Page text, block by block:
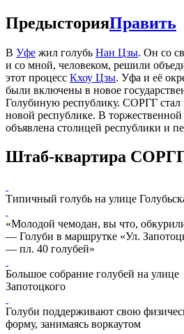
ПредысторияПравить
В Уфе жил голубь Нан Цзы. Он со
и со мной, человеком, решили
этот процесс Кхоу Цзы. Уфа и её
были включены в новое
Голубиную республику. СОРГГ стал
новой республике. В
объявлена столицей республики и
Штаб-квартира
Типичный голубь на улице
«Молодой чемодан, вы что,
— Голуби в маршрутке «Ул.
— пл. 40 голубей»
Большое собрание голубей на улице
Запотоцкого
Голуби поддерживают свою
форму, занимаясь воркаутом